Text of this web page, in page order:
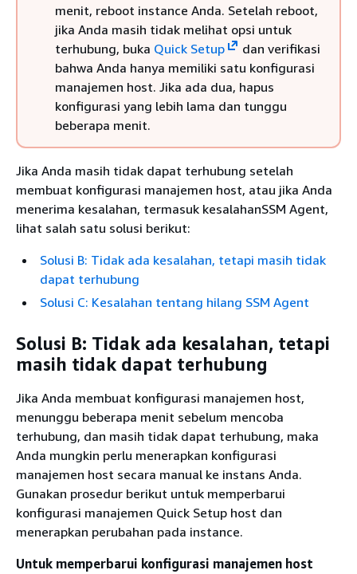
menit, reboot instance Anda. Setelah reboot,
jika Anda masih tidak melihat opsi untuk
terhubung, buka Quick Setup
dan verifikasi
bahwa Anda hanya memiliki satu konfigurasi
manajemen host. Jika ada dua, hapus
konfigurasi yang lebih lama dan tunggu
beberapa menit.
Jika Anda masih tidak dapat terhubung setelah
membuat konfigurasi manajemen host, atau jika Anda
menerima kesalahan, termasuk kesalahanSSM Agent,
lihat salah satu solusi berikut:
Solusi B: Tidak ada kesalahan, tetapi masih tidak
dapat terhubung
Solusi C: Kesalahan tentang hilang SSM Agent
Solusi B: Tidak ada kesalahan, tetapi
masih tidak dapat terhubung
Jika Anda membuat konfigurasi manajemen host,
menunggu beberapa menit sebelum mencoba
terhubung, dan masih tidak dapat terhubung, maka
Anda mungkin perlu menerapkan konfigurasi
manajemen host secara manual ke instans Anda.
Gunakan prosedur berikut untuk memperbarui
konfigurasi manajemen Quick Setup host dan
menerapkan perubahan pada instance.
Untuk memperbarui konfigurasi manajemen host